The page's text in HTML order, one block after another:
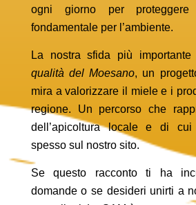
ogni giorno per proteggere
fondamentale per l’ambiente.
La nostra sfida più
qualità del Moesano, un
mira a valorizzare il miele e i
regione. Un percorso che
dell’apicoltura locale e di cui
spesso sul nostro sito.
Se questo racconto ti ha
domande o se desideri unirti a